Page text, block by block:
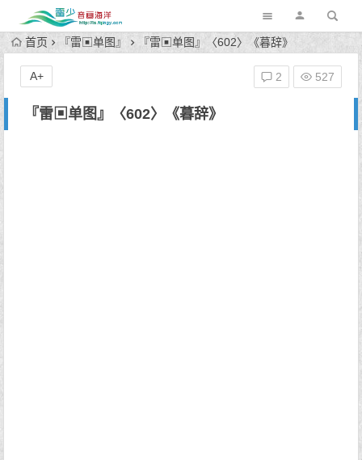
首页 『雷▣单图』 『雷▣单图』〈602〉《暮辞》
『雷▣单图』〈602〉《暮辞》
2 527
A+